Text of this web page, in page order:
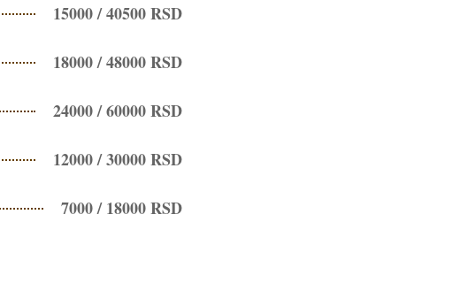
15000 / 40500 RSD
18000 / 48000 RSD
24000 / 60000 RSD
12000 / 30000 RSD
7000 / 18000 RSD